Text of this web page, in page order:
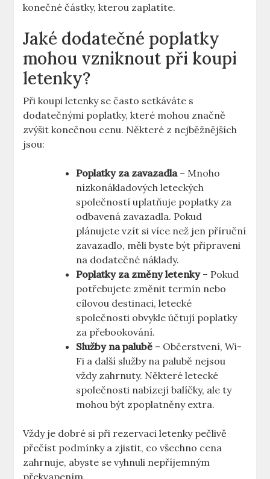
konečné částky, kterou zaplatíte.
Jaké dodatečné poplatky
mohou vzniknout při koupi
letenky?
Při koupi letenky se často setkáváte s
dodatečnými poplatky, které mohou značně
zvýšit konečnou cenu. Některé z nejběžnějších
jsou:
Poplatky za zavazadla– Mnoho
nízkonákladových leteckých
společností uplatňuje poplatky za
odbavená zavazadla. Pokud
plánujete vzít si více než jen příruční
zavazadlo, měli byste být připraveni
na dodatečné náklady.
Poplatky za změny letenky– Pokud
potřebujete změnit termín nebo
cílovou destinaci, letecké
společnosti obvykle účtují poplatky
za přebookování.
Služby na palubě – Občerstvení, Wi-
Fi a další služby na palubě nejsou
vždy zahrnuty. Některé letecké
společnosti nabízejí balíčky, ale ty
mohou být zpoplatněny extra.
Vždy je dobré si při rezervaci letenky pečlivě
přečíst podmínky a zjistit, co všechno cena
zahrnuje, abyste se vyhnuli nepříjemným